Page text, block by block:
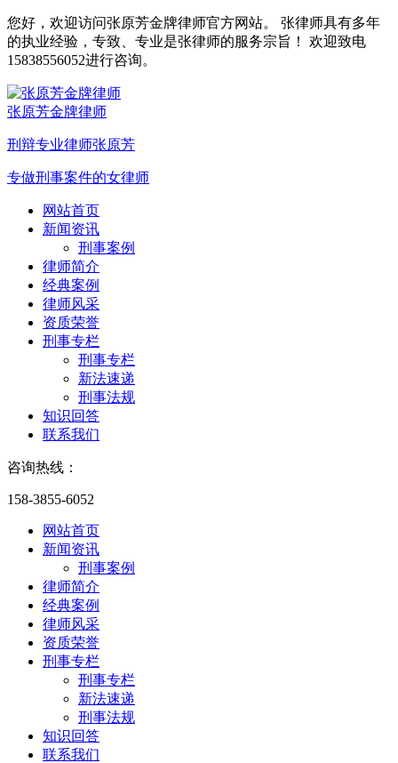
您好，欢迎访问张原芳金牌律师官方网站。 张律师具有多年
的执业经验，专致、专业是张律师的服务宗旨！ 欢迎致电
15838556052进行咨询。
张原芳金牌律师
刑辩专业律师张原芳
专做刑事案件的女律师
网站首页
新闻资讯
刑事案例
律师简介
经典案例
律师风采
资质荣誉
刑事专栏
刑事专栏
新法速递
刑事法规
知识回答
联系我们
咨询热线：
158-3855-6052
网站首页
新闻资讯
刑事案例
律师简介
经典案例
律师风采
资质荣誉
刑事专栏
刑事专栏
新法速递
刑事法规
知识回答
联系我们